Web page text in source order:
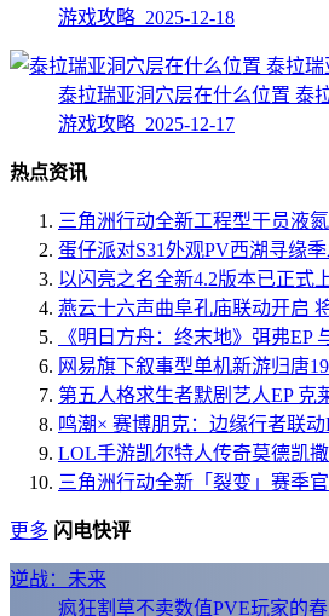
游戏攻略 2025-12-18
泰拉瑞亚洞穴层在什么位置 泰
游戏攻略 2025-12-17
热点资讯
三角洲行动全新工程型干员液
蛋仔派对S31外观PV西湖寻缘
以闪亮之名全新4.2版本已正式
燕云十六声曲阜孔庙联动开启
《明日方舟：终末地》弭弗EP
网易旗下叙事型单机新游归唐
第五人格求生者默剧艺人EP 克
鸣潮× 赛博朋克：边缘行者联
LOL手游凯尔特人传奇莫德凯
三角洲行动全新「裂变」赛季
更多 闪电快评
逆战：未来
疯狂割草不卖数值PVE玩家的